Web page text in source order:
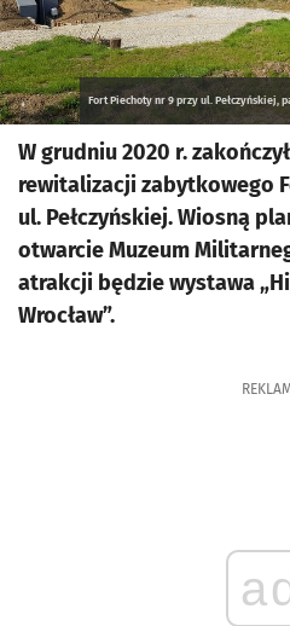
Fort Piechoty nr 9 przy ul. Pełczyńskiej,
W grudniu 2020 r.
rewitalizacji zabytkowego
ul. Pełczyńskiej. Wiosną
otwarcie Muzeum
atrakcji będzie wystawa
Wrocław”.